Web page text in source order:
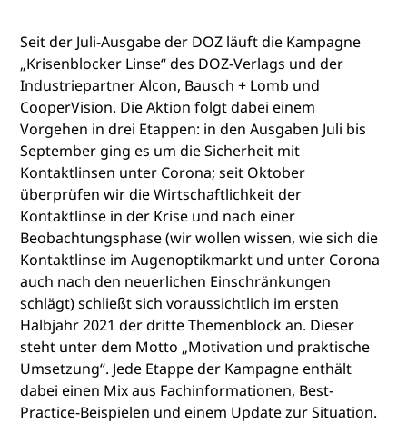
Seit der Juli-Ausgabe der DOZ läuft die Kampagne
„Krisenblocker Linse“ des DOZ-Verlags und der
Industriepartner Alcon, Bausch + Lomb und
CooperVision. Die Aktion folgt dabei einem
Vorgehen in drei Etappen: in den Ausgaben Juli bis
September ging es um die Sicherheit mit
Kontaktlinsen unter Corona; seit Oktober
überprüfen wir die Wirtschaftlichkeit der
Kontaktlinse in der Krise und nach einer
Beobachtungsphase (wir wollen wissen, wie sich die
Kontaktlinse im Augenoptikmarkt und unter Corona
auch nach den neuerlichen Einschränkungen
schlägt) schließt sich voraussichtlich im ersten
Halbjahr 2021 der dritte Themenblock an. Dieser
steht unter dem Motto „Motivation und praktische
Umsetzung“. Jede Etappe der Kampagne enthält
dabei einen Mix aus Fachinformationen, Best-
Practice-Beispielen und einem Update zur Situation.